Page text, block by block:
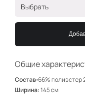
Общие
Состав:66% полиэстер
Ширина:145 см
Выбрать